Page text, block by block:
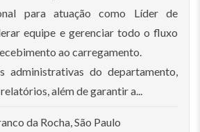
para atuação como Líder de
equipe e gerenciar todo o fluxo
ao carregamento.
administrativas do departamento,
além de garantir a...
da Rocha, São Paulo